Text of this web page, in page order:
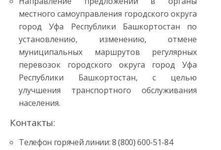
местного самоуправления городского округа
город Уфа Республики Башкортостан по
установлению, изменению, отмене
муниципальных маршрутов регулярных
перевозок городского округа город Уфа
Республики Башкортостан, с целью
улучшения транспортного обслуживания
населения.
Контакты:
Телефон горячей линии: 8 (800) 600-51-84